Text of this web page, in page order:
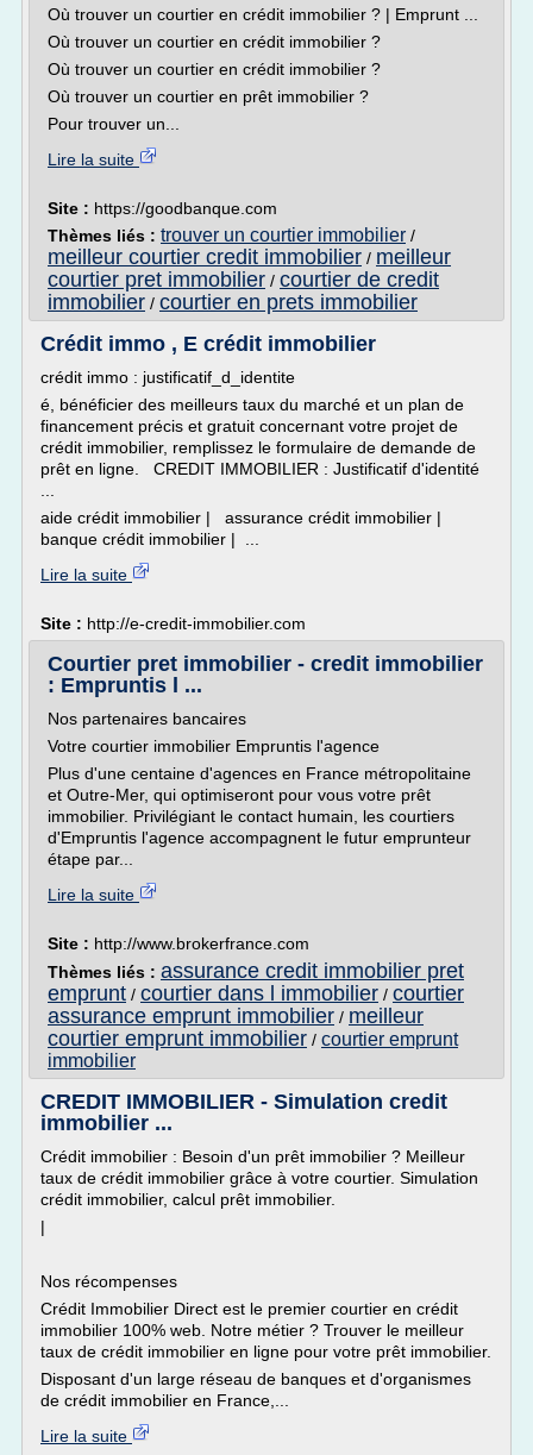
Où trouver un courtier en crédit immobilier ? | Emprunt ...
Où trouver un courtier en crédit immobilier ?
Où trouver un courtier en crédit immobilier ?
Où trouver un courtier en prêt immobilier ?
Pour trouver un...
Lire la suite
Site : https://goodbanque.com
Thèmes liés : trouver un courtier immobilier /
meilleur courtier credit immobilier / meilleur
courtier pret immobilier / courtier de credit
immobilier / courtier en prets immobilier
Crédit immo , E crédit immobilier
crédit immo : justificatif_d_identite
é, bénéficier des meilleurs taux du marché et un plan de
financement précis et gratuit concernant votre projet de
crédit immobilier, remplissez le formulaire de demande de
prêt en ligne. CREDIT IMMOBILIER : Justificatif d'identité
aide crédit immobilier | assurance crédit immobilier |
banque crédit immobilier | ...
Lire la suite
Site : http://e-credit-immobilier.com
Courtier pret immobilier - credit immobilier
: Empruntis l ...
Nos partenaires bancaires
Votre courtier immobilier Empruntis l'agence
Plus d'une centaine d'agences en France métropolitaine
et Outre-Mer, qui optimiseront pour vous votre prêt
immobilier. Privilégiant le contact humain, les courtiers
d'Empruntis l'agence accompagnent le futur emprunteur
étape par...
Lire la suite
Site : http://www.brokerfrance.com
Thèmes liés : assurance credit immobilier pret
emprunt / courtier dans l immobilier / courtier
assurance emprunt immobilier / meilleur
courtier emprunt immobilier / courtier emprunt
immobilier
CREDIT IMMOBILIER - Simulation credit
immobilier ...
Crédit immobilier : Besoin d'un prêt immobilier ? Meilleur
taux de crédit immobilier grâce à votre courtier. Simulation
crédit immobilier, calcul prêt immobilier.
|
Nos récompenses
Crédit Immobilier Direct est le premier courtier en crédit
immobilier 100% web. Notre métier ? Trouver le meilleur
taux de crédit immobilier en ligne pour votre prêt immobilier.
Disposant d'un large réseau de banques et d'organismes
de crédit immobilier en France,...
Lire la suite